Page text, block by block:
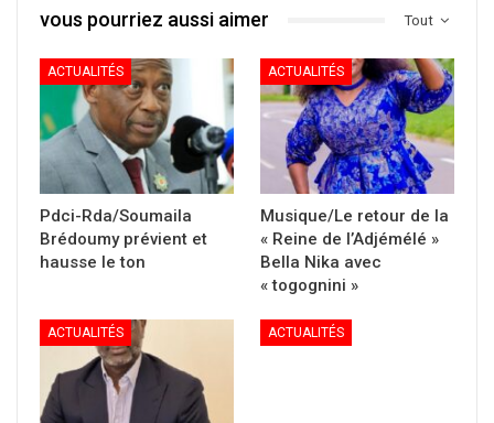
Tout
vous pourriez aussi aimer
ACTUALITÉS
Pdci-Rda/Soumaila
Brédoumy prévient et
hausse le ton
ACTUALITÉS
Musique/Le retour de la
« Reine de l’Adjémélé »
Bella Nika avec
« togognini »
ACTUALITÉS ACTUALITÉS